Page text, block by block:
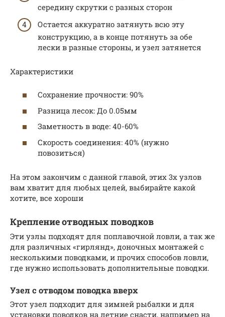
середину скрутки с разных сторон
Остается аккуратно затянуть всю эту
конструкцию, а в конце потянуть за обе
лески в разные стороны, и узел затянется
Характеристики
Сохранение прочности: 90%
Разница лесок: До 0.05мм
Заметность в воде: 40-60%
Скорость соединения: 40% (нужно
повозиться)
На этом закончим с данной главой, этих 3х узлов
вам хватит для любых целей, выбирайте какой
хотите, все хороши
Крепление отводных поводков
Эти узлы подходят для поплавочной ловли, а так же
для различных «гирлянд», доночных монтажей с
несколькими поводками, и прочих способов ловли,
где нужно использовать дополнительные поводки.
Узел с отводом поводка вверх
Этот узел подходит для зимней рыбалки и для
установки поводков на летние снасти, например на